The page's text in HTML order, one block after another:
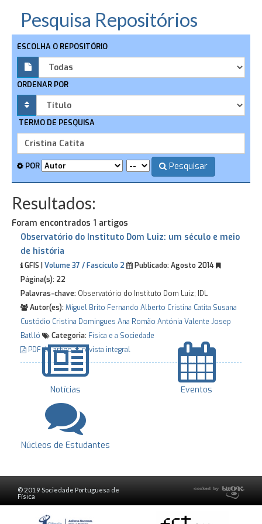
Pesquisa Repositórios
ESCOLHA O REPOSITÓRIO
ORDENAR POR
TERMO DE PESQUISA
POR Pesquisar
Resultados:
Foram encontrados 1 artigos
Observatório do Instituto Dom Luiz: um século e meio
de história
GFIS | Volume 37 / Fascículo 2 Publicado:Agosto 2014
Página(s): 22
Palavras-chave: Observatório do Instituto Dom Luiz; IDL
Autor(es):Miguel Brito Fernando Alberto Cristina Catita Susana
Custódio Cristina Domingues Ana Romão Antónia Valente Josep
Batlló
Categoria: Física e a Sociedade
PDF do artigo
revista integral
Notícias Eventos
Núcleos de Estudantes
© 2019 Sociedade Portuguesa de
Física